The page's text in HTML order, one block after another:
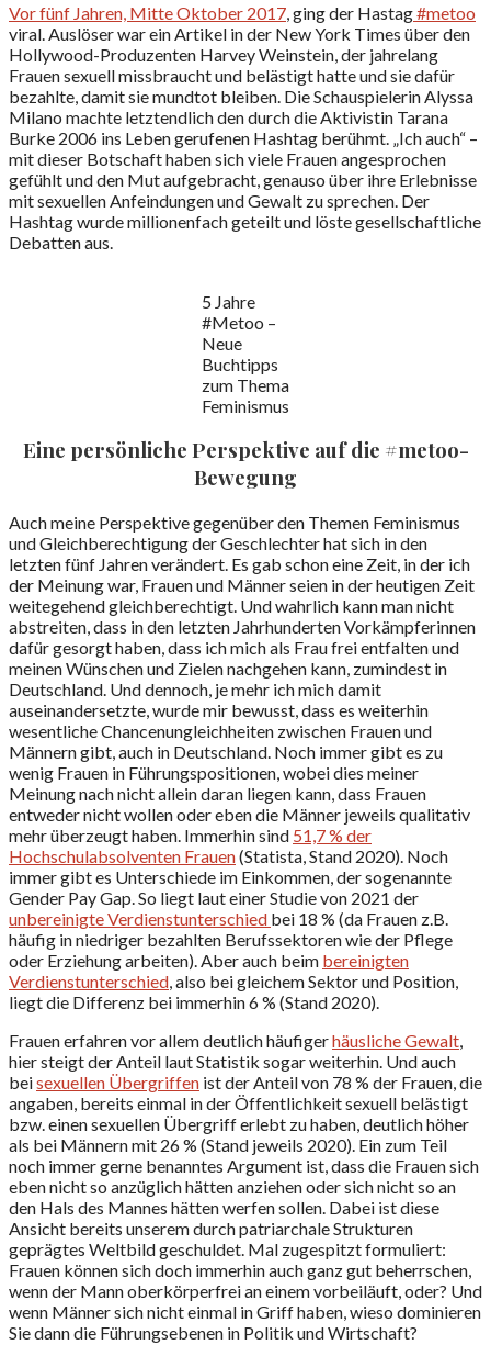
Vor fünf Jahren, Mitte Oktober 2017 , ging der Hastag#metoo
viral. Auslöser war ein Artikel in der New York Times über den
Hollywood-Produzenten Harvey Weinstein, der jahrelang
Frauen sexuell missbraucht und belästigt hatte und sie dafür
bezahlte, damit sie mundtot bleiben. Die Schauspielerin Alyssa
Milano machte letztendlich den durch die Aktivistin Tarana
Burke 2006 ins Leben gerufenen Hashtag berühmt. „Ich auch“ –
mit dieser Botschaft haben sich viele Frauen angesprochen
gefühlt und den Mut aufgebracht, genauso über ihre Erlebnisse
mit sexuellen Anfeindungen und Gewalt zu sprechen. Der
Hashtag wurde millionenfach geteilt und löste gesellschaftliche
Debatten aus.
5 Jahre
#Metoo –
Neue
Buchtipps
zum Thema
Feminismus
Eine persönliche Perspektive auf die #metoo-
Bewegung
Auch meine Perspektive gegenüber den Themen Feminismus
und Gleichberechtigung der Geschlechter hat sich in den
letzten fünf Jahren verändert. Es gab schon eine Zeit, in der ich
der Meinung war, Frauen und Männer seien in der heutigen Zeit
weitegehend gleichberechtigt. Und wahrlich kann man nicht
abstreiten, dass in den letzten Jahrhunderten Vorkämpferinnen
dafür gesorgt haben, dass ich mich als Frau frei entfalten und
meinen Wünschen und Zielen nachgehen kann, zumindest in
Deutschland. Und dennoch, je mehr ich mich damit
auseinandersetzte, wurde mir bewusst, dass es weiterhin
wesentliche Chancenungleichheiten zwischen Frauen und
Männern gibt, auch in Deutschland. Noch immer gibt es zu
wenig Frauen in Führungspositionen, wobei dies meiner
Meinung nach nicht allein daran liegen kann, dass Frauen
entweder nicht wollen oder eben die Männer jeweils qualitativ
mehr überzeugt haben. Immerhin sind 51,7 % der
Hochschulabsolventen Frauen(Statista, Stand 2020). Noch
immer gibt es Unterschiede im Einkommen, der sogenannte
Gender Pay Gap. So liegt laut einer Studie von 2021 der
unbereinigte Verdienstunterschied bei 18 % (da Frauen z.B.
häufig in niedriger bezahlten Berufssektoren wie der Pflege
oder Erziehung arbeiten). Aber auch beim bereinigten
Verdienstunterschied, also bei gleichem Sektor und Position,
liegt die Differenz bei immerhin 6 % (Stand 2020).
Frauen erfahren vor allem deutlich häufigerhäusliche Gewalt,
hier steigt der Anteil laut Statistik sogar weiterhin. Und auch
beisexuellen Übergriffen ist der Anteil von 78 % der Frauen, die
angaben, bereits einmal in der Öffentlichkeit sexuell belästigt
bzw. einen sexuellen Übergriff erlebt zu haben, deutlich höher
als bei Männern mit 26 % (Stand jeweils 2020). Ein zum Teil
noch immer gerne benanntes Argument ist, dass die Frauen sich
eben nicht so anzüglich hätten anziehen oder sich nicht so an
den Hals des Mannes hätten werfen sollen. Dabei ist diese
Ansicht bereits unserem durch patriarchale Strukturen
geprägtes Weltbild geschuldet. Mal zugespitzt formuliert:
Frauen können sich doch immerhin auch ganz gut beherrschen,
wenn der Mann oberkörperfrei an einem vorbeiläuft, oder? Und
wenn Männer sich nicht einmal in Griff haben, wieso dominieren
Sie dann die Führungsebenen in Politik und Wirtschaft?